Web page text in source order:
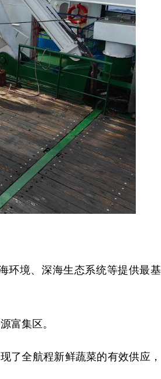
境、深海生态系统等提供最基
富集区。
全航程新鲜蔬菜的有效供应，